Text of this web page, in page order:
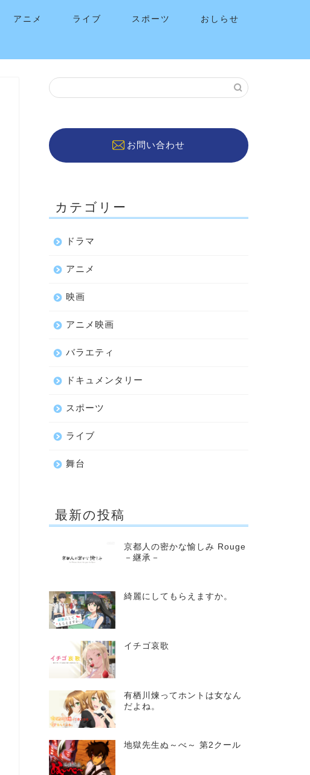
アニメ ライブ スポーツ おしらせ
お問い合わせ
カテゴリー
ドラマ
アニメ
映画
アニメ映画
バラエティ
ドキュメンタリー
スポーツ
ライブ
舞台
最新の投稿
京都人の密かな愉しみ Rouge
－継承－
綺麗にしてもらえますか。
イチゴ哀歌
有栖川煉ってホントは女なん
だよね。
地獄先生ぬ～べ～ 第2クール